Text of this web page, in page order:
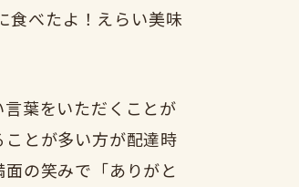
食べたよ！えらい美味
葉をいただくことが
とが多い方が配達時
の笑みで「ありがと